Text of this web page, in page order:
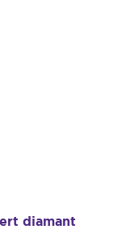
diamant